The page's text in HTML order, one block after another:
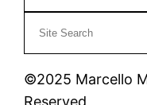
c
©2025 Marcello
Reserved